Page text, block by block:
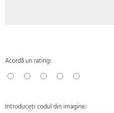
Acordă un rating:
Introduceţi codul din imagine: